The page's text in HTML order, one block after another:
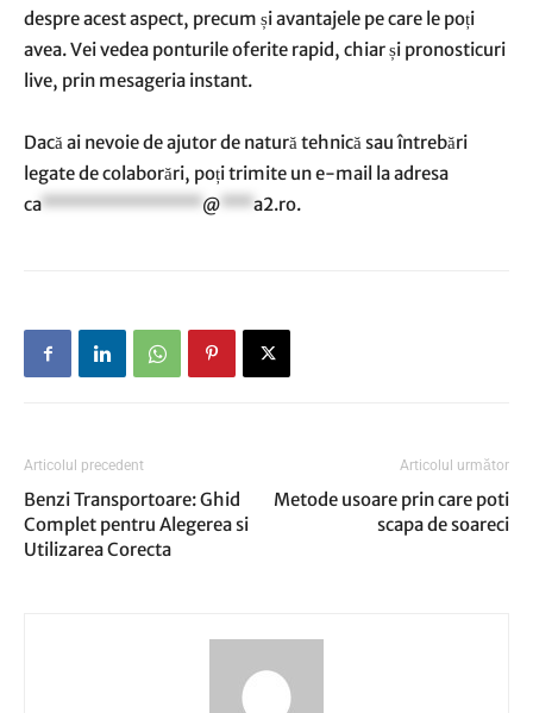
despre acest aspect, precum și avantajele pe care le poți
avea. Vei vedea ponturile oferite rapid, chiar și pronosticuri
live, prin mesageria instant.
Dacă ai nevoie de ajutor de natură tehnică sau întrebări
legate de colaborări, poți trimite un e-mail la adresa
ca***************@***a2.ro.
Articolul precedent
Benzi Transportoare: Ghid
Complet pentru Alegerea si
Utilizarea Corecta
Articolul următor
Metode usoare prin care poti
scapa de soareci